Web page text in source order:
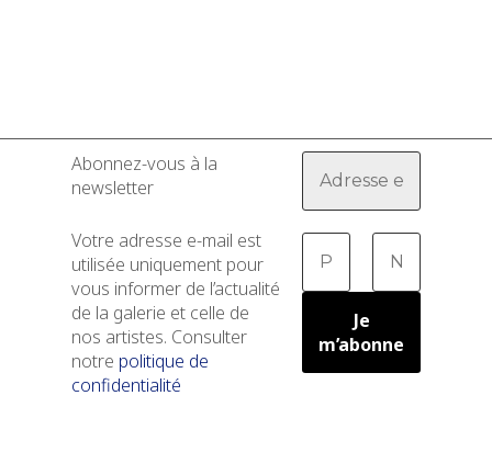
Abonnez-vous à la
newsletter
Votre adresse e-mail est
utilisée uniquement pour
vous informer de l’actualité
de la galerie et celle de
nos artistes. Consulter
notre politique de
confidentialité